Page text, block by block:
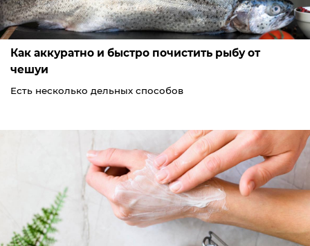
Как аккуратно и быстро почистить рыбу от
чешуи
Есть несколько дельных способов